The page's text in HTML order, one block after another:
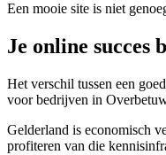
Een mooie site is niet
Je online succes
Het verschil tussen een
voor bedrijven in
Gelderland is economisch
profiteren van die